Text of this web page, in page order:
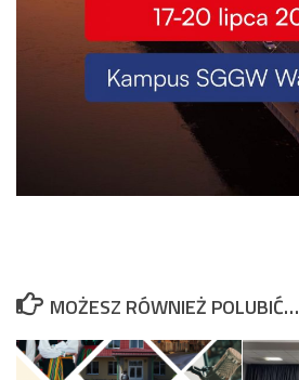
MOŻESZ RÓWNIEŻ POLUBIĆ…